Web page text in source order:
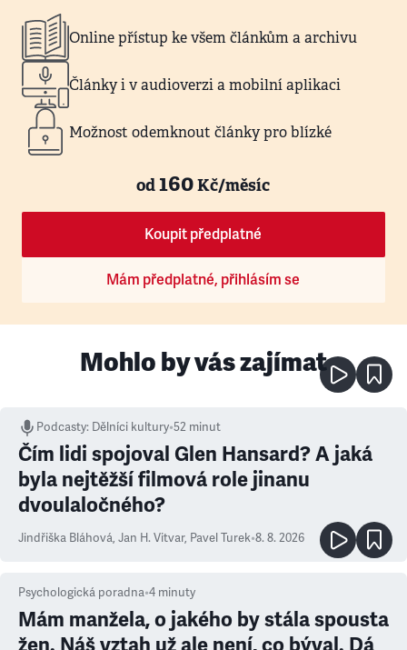
Online přístup ke všem článkům a archivu
Články i v audioverzi a mobilní aplikaci
Možnost odemknout články pro blízké
od160Kč/měsíc
Koupit předplatné
Mám předplatné, přihlásím se
Mohlo by vás zajímat
Podcasty: Dělníci kultury•52 minut
Čím lidi spojoval Glen Hansard? A jaká
byla nejtěžší filmová role jinanu
dvoulaločného?
Jindřiška Bláhová, Jan H. Vitvar, Pavel Turek•8. 8. 2026
Psychologická poradna•4 minuty
Mám manžela, o jakého by stála spousta
žen. Náš vztah už ale není, co býval. Dá